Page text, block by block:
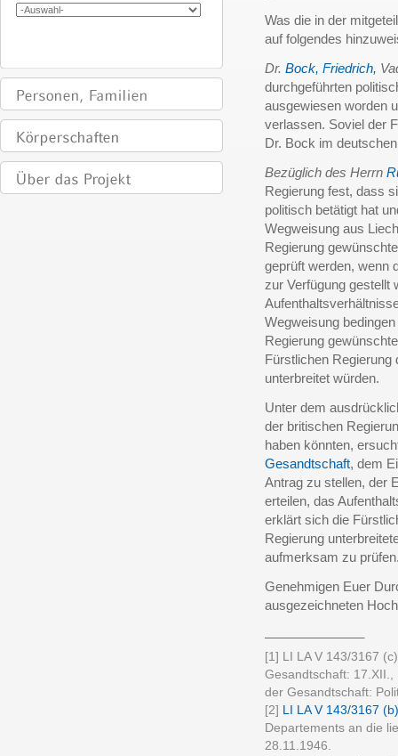
Was die in der
auf folgendes
Dr. Bock, Friedrich,
durchgeführten
ausgewiesen worden
verlassen. Soviel der
Dr. Bock im
Bezüglich des Herrn
Regierung fest, dass
politisch betätigt hat
Wegweisung aus
Regierung
geprüft werden, wenn
zur Verfügung gestellt
Wegweisung
Regierung
Fürstlichen Regierung
unterbreitet würden.
Unter dem
der britischen
haben könnten,
Gesandtschaft, dem
Antrag zu stellen, der
erteilen, das
erklärt sich die
Regierung
aufmerksam zu
Genehmigen Euer
ausgezeichneten
[1] LI LA V 143/3167
Gesandtschaft:
der Gesandtschaft:
[2] LI LA V 143/3167 (b)
Departements an die
28.11.1946.